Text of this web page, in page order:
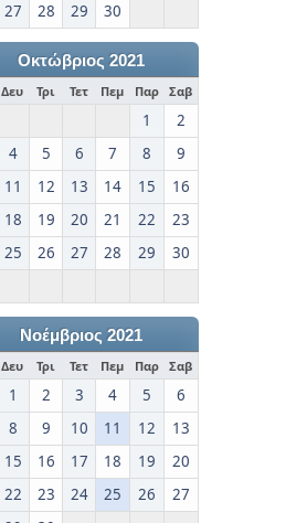
27 28 29 30
Οκτώβριος 2021
Δευ Τρι Τετ Πεμ Παρ Σαβ
1
2
4 5 6 7 8
9
11 12 13 14 15
16
18 19 20 21 22
23
25 26 27 28 29
30
Νοέμβριος 2021
Δευ Τρι Τετ Πεμ Παρ Σαβ
1 2 3 4 5
6
8 9 10 11 12
13
15 16 17 18 19
20
22 23 24 25 26
27